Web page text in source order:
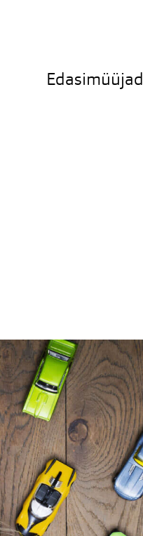
Edasimüüjad